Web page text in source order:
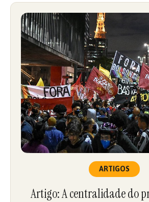
ARTIGOS
Artigo: A centralidade do